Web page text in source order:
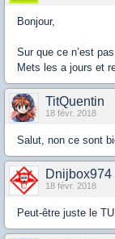
Bonjour,
Sur que ce n’est
Mets les a jours et
TitQuentin
18 févr. 2018
Salut, non ce sont
Dnijbox974
18 févr. 2018
Peut-être juste le